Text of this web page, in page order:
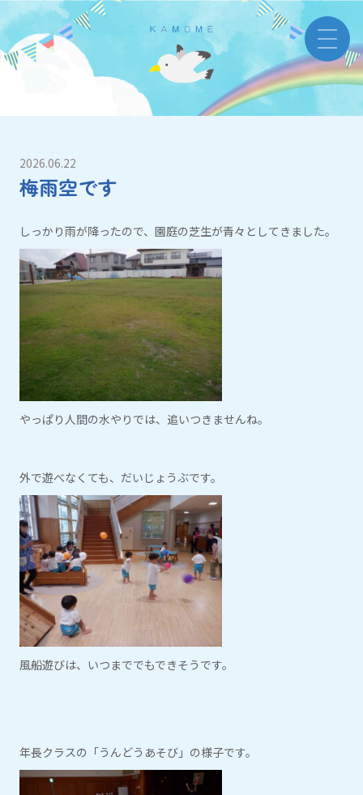
2026.06.22
梅雨空です
しっかり雨が降ったので、園庭の芝生が青々としてきました。
やっぱり人間の水やりでは、追いつきませんね。
外で遊べなくても、だいじょうぶです。
風船遊びは、いつまででもできそうです。
年長クラスの「うんどうあそび」の様子です。